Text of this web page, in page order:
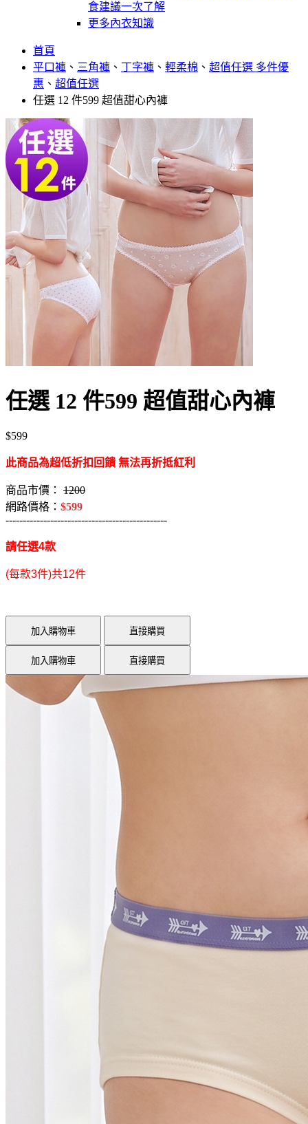
食建議一次了解
更多內衣知識
首頁
平口褲 、 三角褲 、 丁字褲 、 輕柔棉 、 超值任選 多件優
惠 、 超值任選
任選 12 件599 超值甜心內褲
任選 12 件599 超值甜心內褲
$599
此商品為超低折扣回饋 無法再折抵紅利
商品市價： 1200
網路價格： $599
-----------------------------------------------
請任選4款
(每款3件)共12件
加入購物車 直接購買
加入購物車 直接購買